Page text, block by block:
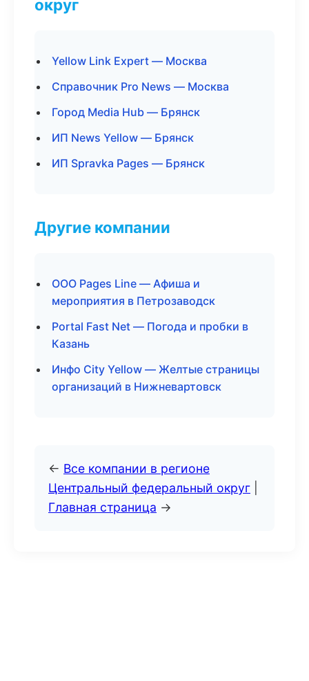
округ
Yellow Link Expert — Москва
Справочник Pro News — Москва
Город Media Hub — Брянск
ИП News Yellow — Брянск
ИП Spravka Pages — Брянск
Другие компании
ООО Pages Line — Афиша и
мероприятия в Петрозаводск
Portal Fast Net — Погода и пробки в
Казань
Инфо City Yellow — Желтые страницы
организаций в Нижневартовск
← Все компании в регионе
Центральный федеральный округ
Главная страница →